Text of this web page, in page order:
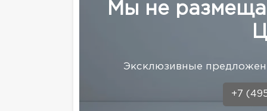
Мы не
Эксклюзивные
+7